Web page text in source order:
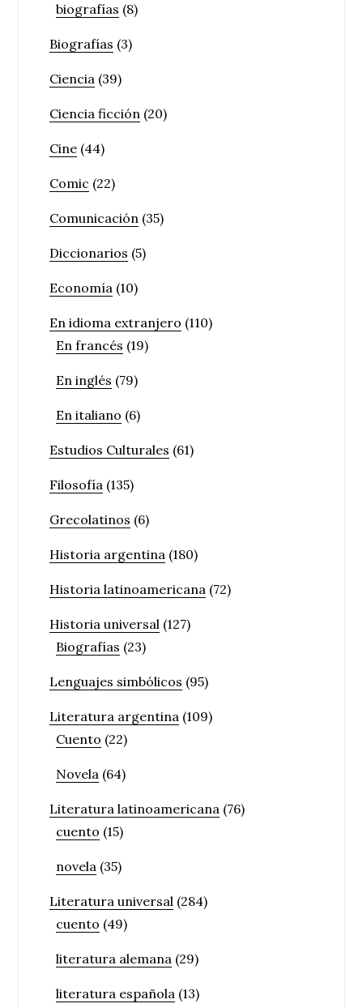
biografías (8)
Biografías (3)
Ciencia (39)
Ciencia ficción (20)
Cine (44)
Comic (22)
Comunicación (35)
Diccionarios (5)
Economía (10)
En idioma extranjero (110)
En francés (19)
En inglés (79)
En italiano (6)
Estudios Culturales (61)
Filosofía (135)
Grecolatinos (6)
Historia argentina (180)
Historia latinoamericana (72)
Historia universal (127)
Biografías (23)
Lenguajes simbólicos (95)
Literatura argentina (109)
Cuento (22)
Novela (64)
Literatura latinoamericana (76)
cuento (15)
novela (35)
Literatura universal (284)
cuento (49)
literatura alemana (29)
literatura española (13)